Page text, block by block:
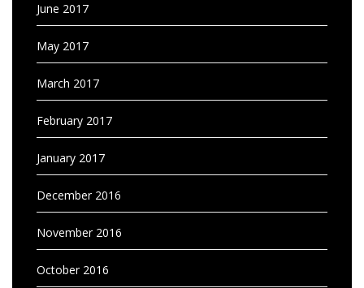
June 2017
May 2017
March 2017
February 2017
January 2017
December 2016
November 2016
October 2016